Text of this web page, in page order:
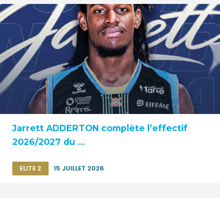
Jarrett ADDERTON complète l’effectif
2026/2027 du ...
ELITE 2 15 JUILLET 2026